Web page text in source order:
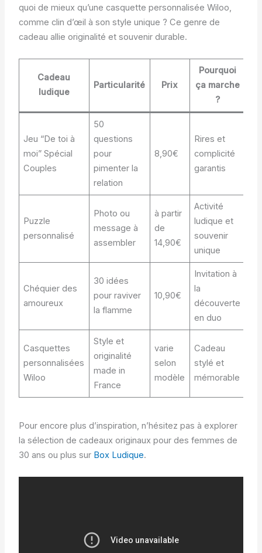
quoi de mieux qu’une casquette personnalisée Wiloo,
comme clin d’œil à son style unique ? Ce genre de
cadeau allie originalité et souvenir durable.
Cadeau
ludique
Particularité Prix
Pourquoi
ça marche
?
Jeu “De toi à
moi” Spécial
Couples
50
questions
pour
pimenter la
relation
8,90€
Rires et
complicité
garantis
Puzzle
personnalisé
Photo ou
message à
assembler
à partir
de
14,90€
Activité
ludique et
souvenir
unique
Chéquier des
amoureux
30 idées
pour raviver
la flamme
10,90€
Invitation à
la
découverte
en duo
Casquettes
personnalisées
Wiloo
Style et
originalité
made in
France
varie
selon
modèle
Cadeau
stylé et
mémorable
Pour encore plus d’inspiration, n’hésitez pas à explorer
la sélection de cadeaux originaux pour des femmes de
30 ans ou plus sur Box Ludique.